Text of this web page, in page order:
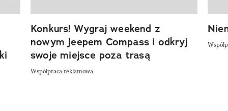
Konkurs! Wygraj weekend z
nowym Jeepem Compass i odkryj
swoje miejsce poza trasą
Współpraca reklamowa